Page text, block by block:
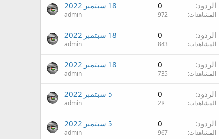
الردود 0
المشاهدات 972
18 سبتمبر 2022
admin
الردود 0
المشاهدات 843
18 سبتمبر 2022
admin
الردود 0
المشاهدات 735
18 سبتمبر 2022
admin
الردود 0
المشاهدات 2K
5 سبتمبر 2022
admin
الردود 0
المشاهدات 967
5 سبتمبر 2022
admin